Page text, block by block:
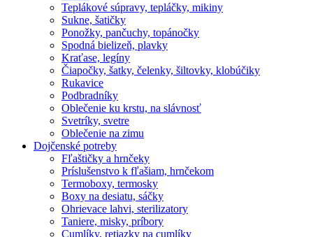
Teplákové súpravy, tepláčky, mikiny
Sukne, šatičky
Ponožky, pančuchy, topánočky
Spodná bielizeň, plavky
Kraťase, legíny
Čiapočky, šatky, čelenky, šiltovky, klobúčiky
Rukavice
Podbradníky
Oblečenie ku krstu, na slávnosť
Svetríky, svetre
Oblečenie na zimu
Dojčenské potreby
Fľaštičky a hrnčeky
Príslušenstvo k fľašiam, hrnčekom
Termoboxy, termosky
Boxy na desiatu, sáčky
Ohrievace lahvi, sterilizatory
Taniere, misky, príbory
Cumlíky, retiazky na cumlíky